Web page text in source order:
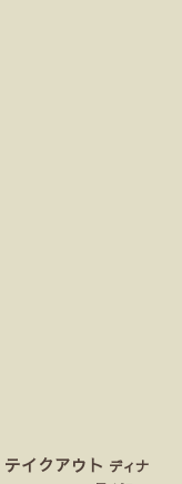
テイクアウト ディナ